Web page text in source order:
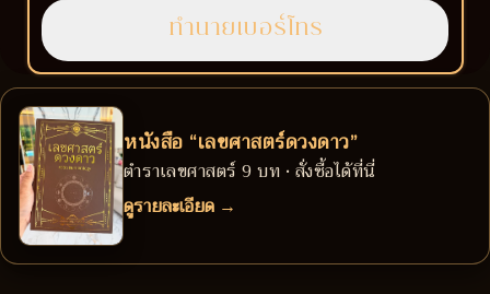
หนังสือ “เลขศาสตร์ดวงดาว”
ตำราเลขศาสตร์ 9 บท • สั่งซื้อได้ที่นี่
ดูรายละเอียด →